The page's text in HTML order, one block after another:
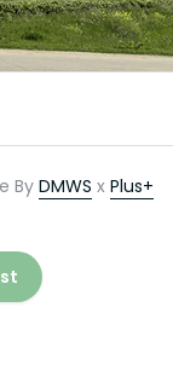
By DMWS x Plus+